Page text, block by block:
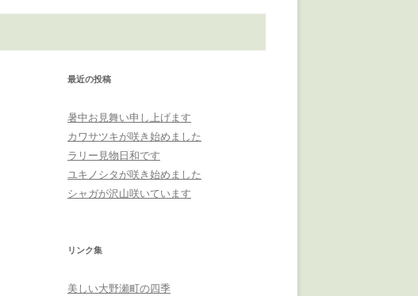
最近の投稿
暑中お見舞い申し上げます
カワサツキが咲き始めました
ラリー見物日和です
ユキノシタが咲き始めました
シャガが沢山咲いています
リンク集
美しい大野瀬町の四季